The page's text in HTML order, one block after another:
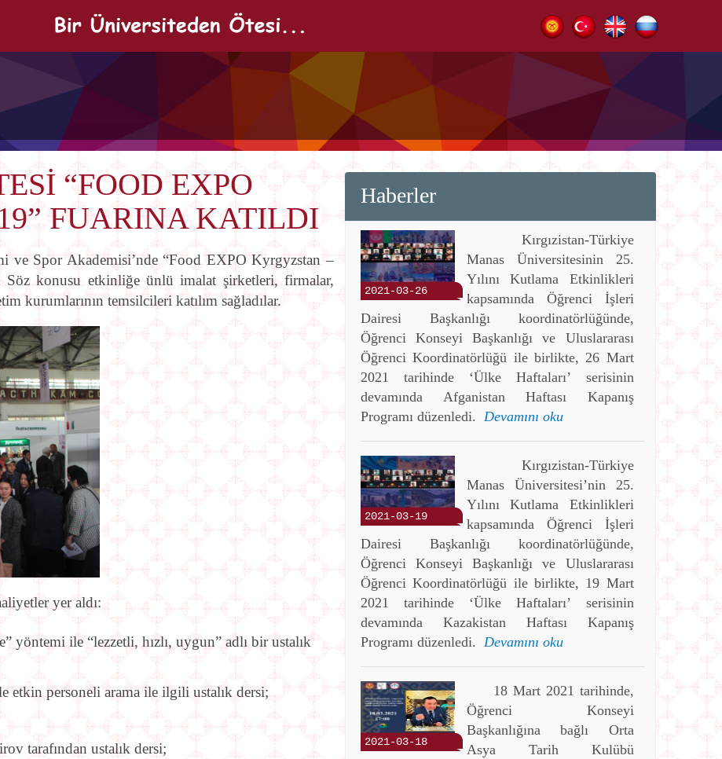
“FOOD EXPO
FUARINA KATILDI
ve Spor Akademisi’nde “Food EXPO Kyrgyzstan –
Söz konusu etkinliğe ünlü imalat şirketleri, firmalar,
kurumlarının temsilcileri katılım sağladılar.
yer aldı:
yöntemi ile “lezzetli, hızlı, uygun” adlı bir ustalık
etkin personeli arama ile ilgili ustalık dersi;
tarafından ustalık dersi;
Haberler
2021-03-26
Kırgızistan-Türkiye
Manas Üniversitesinin 25.
Yılını Kutlama Etkinlikleri
kapsamında Öğrenci İşleri
Dairesi Başkanlığı koordinatörlüğünde,
Öğrenci Konseyi Başkanlığı ve Uluslararası
Öğrenci Koordinatörlüğü ile birlikte, 26 Mart
2021 tarihinde ‘Ülke Haftaları’ serisinin
devamında Afganistan Haftası Kapanış
Programı düzenledi. Devamını oku
2021-03-19
Kırgızistan-Türkiye
Manas Üniversitesi’nin 25.
Yılını Kutlama Etkinlikleri
kapsamında Öğrenci İşleri
Dairesi Başkanlığı koordinatörlüğünde,
Öğrenci Konseyi Başkanlığı ve Uluslararası
Öğrenci Koordinatörlüğü ile birlikte, 19 Mart
2021 tarihinde ‘Ülke Haftaları’ serisinin
devamında Kazakistan Haftası Kapanış
Programı düzenledi. Devamını oku
2021-03-18
18 Mart 2021 tarihinde,
Öğrenci Konseyi
Başkanlığına bağlı Orta
Asya Tarih Kulübü